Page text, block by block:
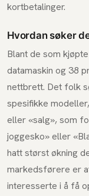
kortbetalinger.
Hvordan søker
Blant de som
datamaskin og 38
nettbrett. Det folk
spesifikke
eller «salg», som
joggesko» eller
hatt størst økning
markedsførere er
interesserte i å få